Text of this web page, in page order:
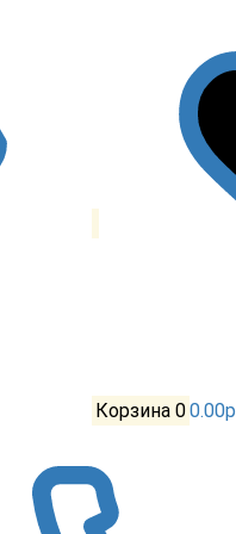
Корзина 0